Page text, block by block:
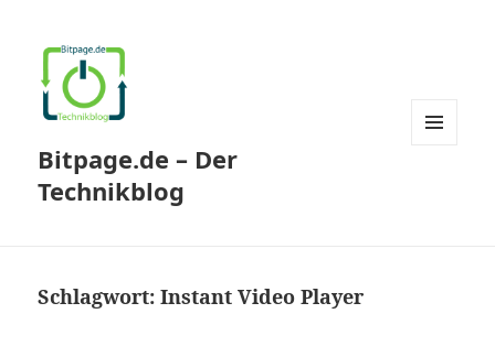
Bitpage.de – Der
Technikblog
Schlagwort:Instant Video Player